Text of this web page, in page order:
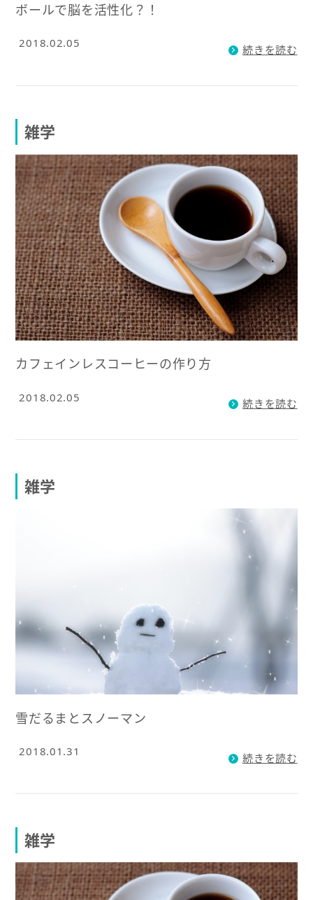
ボールで脳を活性化？！
2018.02.05 続きを読む
雑学
カフェインレスコーヒーの作り方
2018.02.05 続きを読む
雑学
雪だるまとスノーマン
2018.01.31 続きを読む
雑学